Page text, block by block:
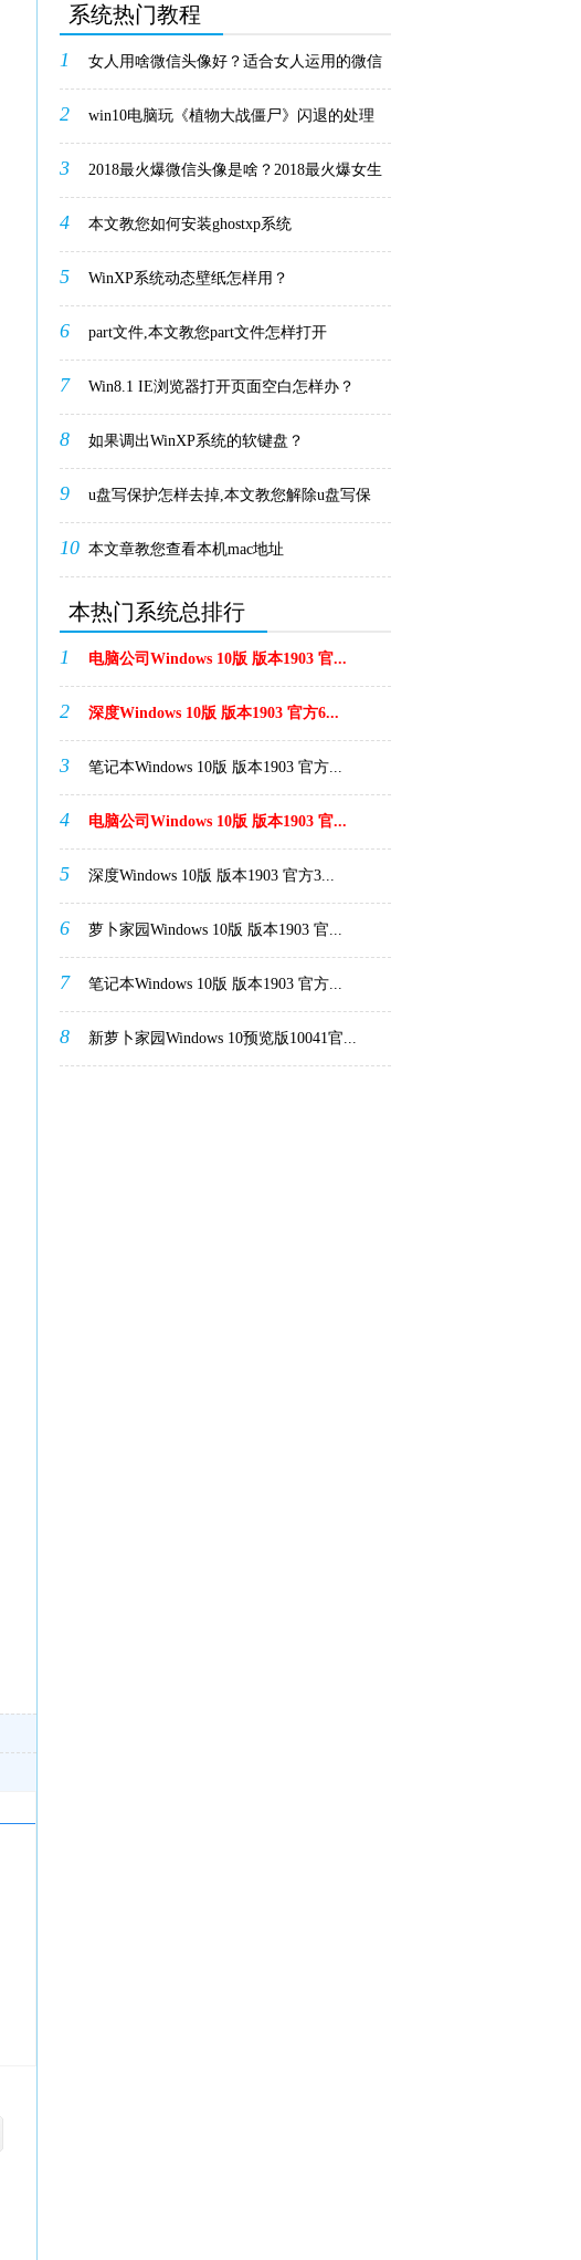
的缺点
系统热门教程
1 女人用啥微信头像好？适合女人运用的微信
头像_微信
2 win10电脑玩《植物大战僵尸》闪退的处理
办法
3 2018最火爆微信头像是啥？2018最火爆女生
微...
4 本文教您如何安装ghostxp系统
5 WinXP系统动态壁纸怎样用？
6 part文件,本文教您part文件怎样打开
7 Win8.1 IE浏览器打开页面空白怎样办？
8 如果调出WinXP系统的软键盘？
9 u盘写保护怎样去掉,本文教您解除u盘写保
护的办法
10 本文章教您查看本机mac地址
本热门系统总排行
1 电脑公司Windows 10版 版本1903 官...
2 深度Windows 10版 版本1903 官方6...
3 笔记本Windows 10版 版本1903 官方...
4 电脑公司Windows 10版 版本1903 官...
5 深度Windows 10版 版本1903 官方3...
6 萝卜家园Windows 10版 版本1903 官...
7 笔记本Windows 10版 版本1903 官方...
8 新萝卜家园Windows 10预览版10041官...